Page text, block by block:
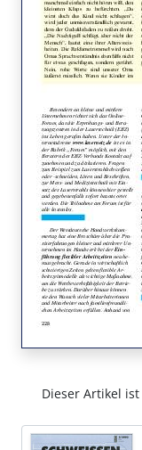
Dieser Artikel